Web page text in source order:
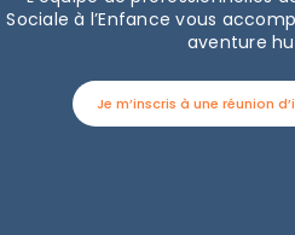
Sociale à l’Enfance vous
aventure
Je m’inscris à une réunion